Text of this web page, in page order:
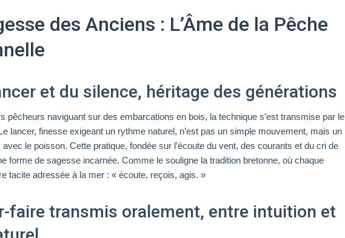
des Anciens : L’Âme de la Pêche
et du silence, héritage des générations
pêcheurs naviguant sur des embarcations en bois, la technique s’est transmise par le
lancer, finesse exigeant un rythme naturel, n’est pas un simple mouvement, mais un
le poisson. Cette pratique, fondée sur l’écoute du vent, des courants et du cri de
forme de sagesse incarnée. Comme le souligne la tradition bretonne, où chaque
tacite adressée à la mer : « écoute, reçois, agis. »
faire transmis oralement, entre intuition et